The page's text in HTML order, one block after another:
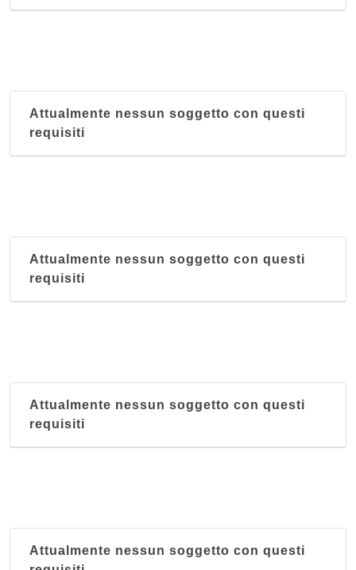
Attualmente nessun soggetto con questi
requisiti
Attualmente nessun soggetto con questi
requisiti
Attualmente nessun soggetto con questi
requisiti
Attualmente nessun soggetto con questi